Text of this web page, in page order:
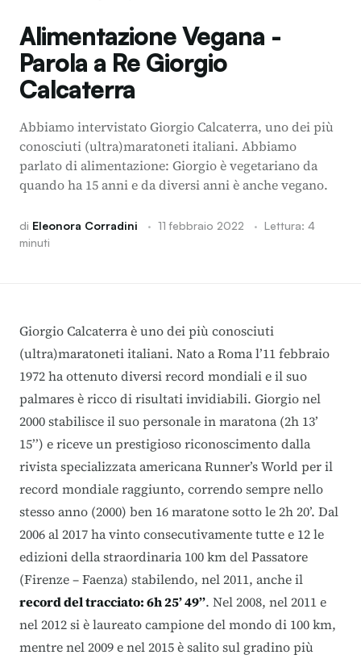
Alimentazione Vegana -
Parola a Re Giorgio
Calcaterra
Abbiamo intervistato Giorgio Calcaterra, uno dei più
conosciuti (ultra)maratoneti italiani. Abbiamo
parlato di alimentazione: Giorgio è vegetariano da
quando ha 15 anni e da diversi anni è anche vegano.
di Eleonora Corradini · 11 febbraio 2022 · Lettura: 4
minuti
Giorgio Calcaterra è uno dei più conosciuti
(ultra)maratoneti italiani. Nato a Roma l’11 febbraio
1972 ha ottenuto diversi record mondiali e il suo
palmares è ricco di risultati invidiabili. Giorgio nel
2000 stabilisce il suo personale in maratona (2h 13’
15’’) e riceve un prestigioso riconoscimento dalla
rivista specializzata americanaRunner’s World per il
record mondiale raggiunto, correndo sempre nello
stesso anno (2000) ben 16 maratone sotto le 2h 20’. Dal
2006 al 2017 ha vinto consecutivamente tutte e 12 le
edizioni della straordinaria100 km del Passatore
(Firenze – Faenza) stabilendo, nel 2011, anche il
record del tracciato: 6h 25’ 49’’. Nel 2008, nel 2011 e
nel 2012 si è laureato campione del mondo di 100 km,
mentre nel 2009 e nel 2015 è salito sul gradino più